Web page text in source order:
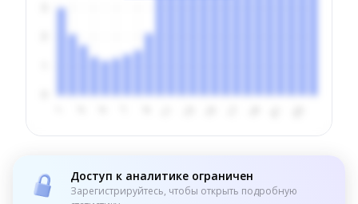
Доступ к аналитике ограничен
Зарегистрируйтесь, чтобы открыть подробную